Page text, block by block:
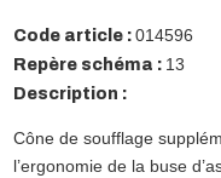
Code article :014596
Repère schéma : 13
Description :
Cône de soufflage
l’ergonomie de la buse